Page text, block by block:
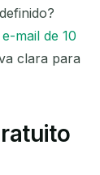
e-mail de 10
clara para